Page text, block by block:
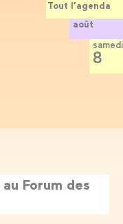
Forum des
Tout l’agenda
août
samedi
8